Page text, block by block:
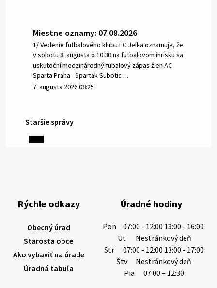
Miestne oznamy: 07.08.2026
1/ Vedenie futbalového klubu FC Jelka oznamuje, že
v sobotu 8. augusta o 10.30 na futbalovom ihrisku sa
uskutoční medzinárodný fubalový zápas žien AC
Sparta Praha - Spartak Subotic…
7. augusta 2026 08:25
6. augusta 2026 08:13
výdatnosti vodárenských zdrojov.
Západoslovenská vodárenská spoločnosť preto
6. augusta 2026 08:12
5. augusta 2026 13:10
Staršie správy
Rýchle odkazy
Obecný úrad
Starosta obce
Ako vybaviť na úrade
Úradná tabuľa
Úradné hodiny
Pon
07:00 - 12:00 13:00 - 16:00
Ut
Nestránkový deň
Str
07:00 - 12:00 13:00 - 17:00
Štv
Nestránkový deň
Pia
07:00 – 12:30